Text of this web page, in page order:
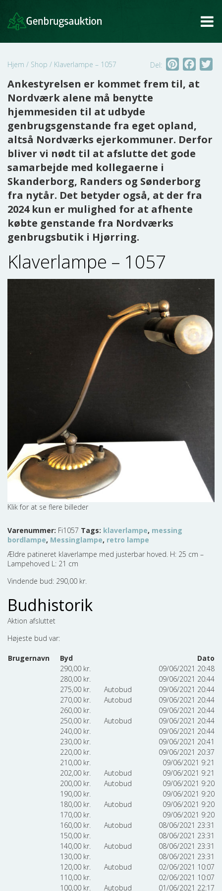
Hjem / Shop / Klaverlampe – 1057 Del: Pinterest
Ankestyrelsen er kommet frem til, at
Nordværk alene må benytte
hjemmesiden til at udbyde
genbrugsgenstande fra eget opland,
altså Nordværks ejerkommuner. Derfor
bliver vi nødt til at afslutte det gode
samarbejde med kollegaerne i
Skanderborg, Randers og Sønderborg
fra nytår. Det betyder også, at der fra
2024 kun er mulighed for at afhente
købte genstande fra Nordværks
genbrugsbutik i Hjørring.
Klaverlampe – 1057
Varenummer: Fi1057 Tags: klaverlampe, messing
bordlampe, Messinglampe, retro lampe
Ældre patineret klaverlampe med justerbar hoved. H: 25 cm –
Lampehoved L: 21 cm
Vindende bud: 290,00 kr.
Budhistorik
Aktion afsluttet
Højeste bud var:
Brugernavn Byd
Dato
290,00 kr.
09/06/2021 20:48
280,00 kr.
09/06/2021 20:44
275,00 kr. Autobud
09/06/2021 20:44
270,00 kr. Autobud
09/06/2021 20:44
260,00 kr.
09/06/2021 20:44
250,00 kr. Autobud
09/06/2021 20:44
240,00 kr.
09/06/2021 20:44
230,00 kr.
09/06/2021 20:41
220,00 kr.
09/06/2021 20:37
210,00 kr.
09/06/2021 9:21
202,00 kr. Autobud
09/06/2021 9:21
200,00 kr. Autobud
09/06/2021 9:20
190,00 kr.
09/06/2021 9:20
180,00 kr. Autobud
09/06/2021 9:20
170,00 kr.
09/06/2021 9:20
160,00 kr. Autobud
08/06/2021 23:31
150,00 kr.
08/06/2021 23:31
140,00 kr. Autobud
08/06/2021 23:31
130,00 kr.
08/06/2021 23:31
120,00 kr. Autobud
02/06/2021 10:07
110,00 kr.
02/06/2021 10:07
100,00 kr. Autobud 01/06/2021 22:17